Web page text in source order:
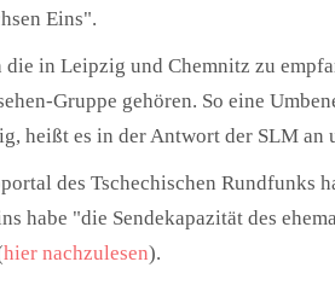
Eins".
die in Leipzig und Chemnitz zu
Gruppe gehören. So eine
heißt es in der Antwort der SLM an
des Tschechischen Rundfunks
habe "die Sendekapazität des
hier nachzulesen).